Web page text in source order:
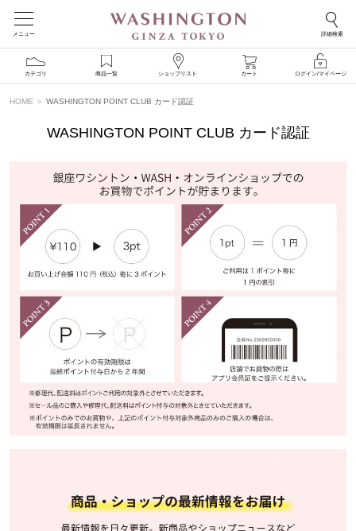
メニュー 詳細検索
カテゴリ 商品一覧 ショップリスト カート ログイン/マイページ
HOME WASHINGTON POINT CLUB カード認証
WASHINGTON POINT CLUB カード認証